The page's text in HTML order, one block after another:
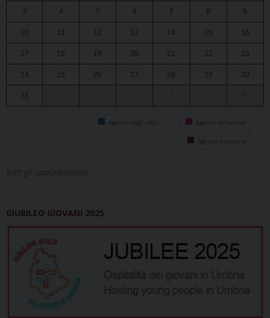
3 4 5 6 7 8 9
10 11 12 13 14 15 16
17 18 19 20 21 22 23
24 25 26 27 28 29 30
31
Agenda degli uffici Agenda del vescovo
Agenda diocesana
tutti gli appuntamenti...
GIUBILEO GIOVANI 2025